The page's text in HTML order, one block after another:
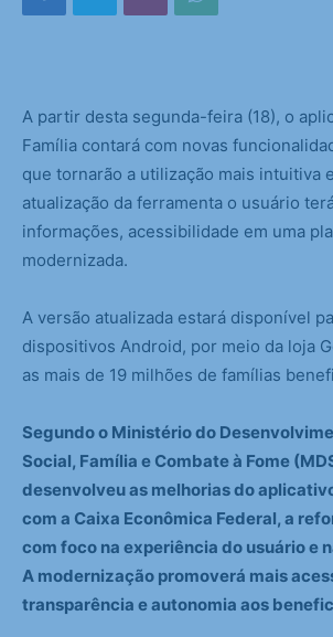
A partir desta segunda-feira (18), o
Família contará com novas
que tornarão a utilização mais intuitiva
atualização da ferramenta o usuário
informações, acessibilidade em uma
modernizada.
A versão atualizada estará disponível
dispositivos Android, por meio da loja
as mais de 19 milhões de famílias
Segundo o Ministério do
Social, Família e Combate à Fome
desenvolveu as melhorias do
com a Caixa Econômica Federal, a
com foco na experiência do usuário e
A modernização promoverá mais
transparência e autonomia aos